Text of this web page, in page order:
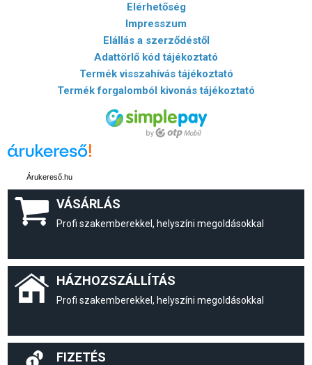
Elérhetőség
Impresszum
Elállás a szerződéstől
Adattörlő kód tájékoztató
Termék visszahívás tájékoztató
Termék forgalomból kivonás tájékoztató
Árukereső.hu
VÁSÁRLÁS
Profi szakemberekkel, helyszíni megoldásokkal
HÁZHOZSZÁLLÍTÁS
Profi szakemberekkel, helyszíni megoldásokkal
FIZETÉS